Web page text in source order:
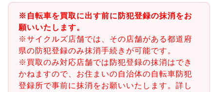
※自転車を買取に出す前に防犯登録の抹消をお
願いいたします。
※サイクルズ店舗では、その店舗がある都道府
県の防犯登録のみ抹消手続きが可能です。
※買取のみ対応店舗では防犯登録の抹消はでき
かねますので、お住まいの自治体の自転車防犯
登録所で事前に抹消をお願いいたします。詳し